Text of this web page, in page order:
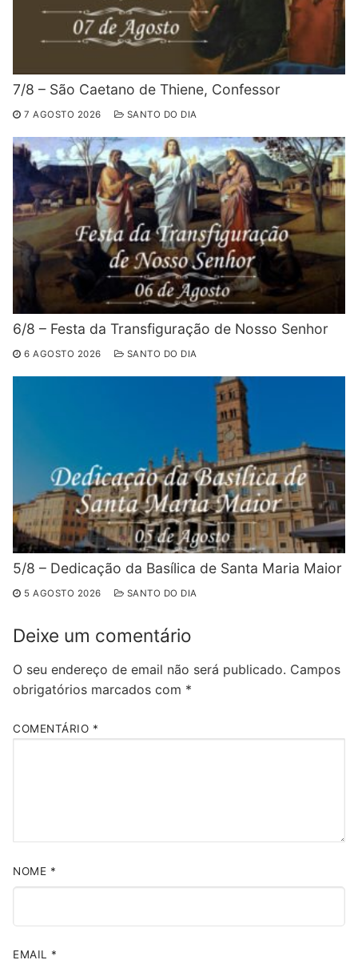
7/8 – São Caetano de Thiene, Confessor
7 AGOSTO 2026 SANTO DO DIA
6/8 – Festa da Transfiguração de Nosso Senhor
6 AGOSTO 2026 SANTO DO DIA
5/8 – Dedicação da Basílica de Santa Maria Maior
5 AGOSTO 2026 SANTO DO DIA
Deixe um comentário
O seu endereço de email não será publicado. Campos
obrigatórios marcados com *
COMENTÁRIO *
NOME *
EMAIL *